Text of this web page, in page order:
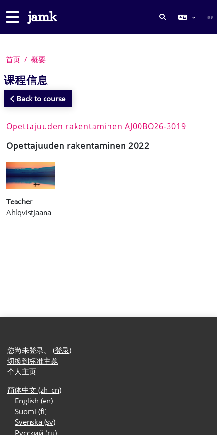
停靠面板
切换搜索输入 登录
首页 概要
课程信息
Back to course
Opettajuuden rakentaminen AJ00BO26-3019
Opettajuuden rakentaminen 2022
Teacher
AhlqvistJaana
您尚未登录。 (登录)
切换到标准主题
个人主页
简体中文 ‎(zh_cn)‎
English ‎(en)‎
Suomi ‎(fi)‎
Svenska ‎(sv)‎
Русский ‎(ru)‎